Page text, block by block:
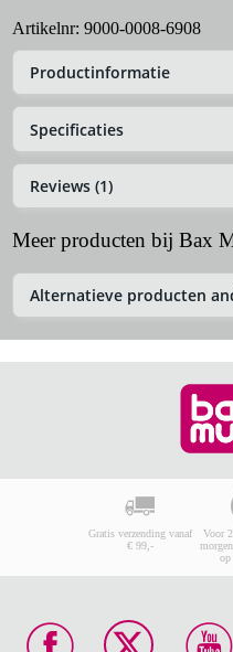
Artikelnr: 9000-0008-6908
Productinformatie
Specificaties
Reviews (1)
Meer producten bij Bax
Alternatieve producten
Gratis verzending vanaf
€ 99,-
Voor
op